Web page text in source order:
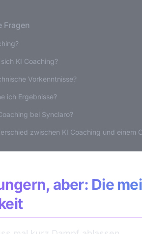
Fragen
KI Coaching?
Vorkenntnisse?
ich Ergebnisse?
bei Synclaro?
zwischen KI Coaching und einem
aber: Die